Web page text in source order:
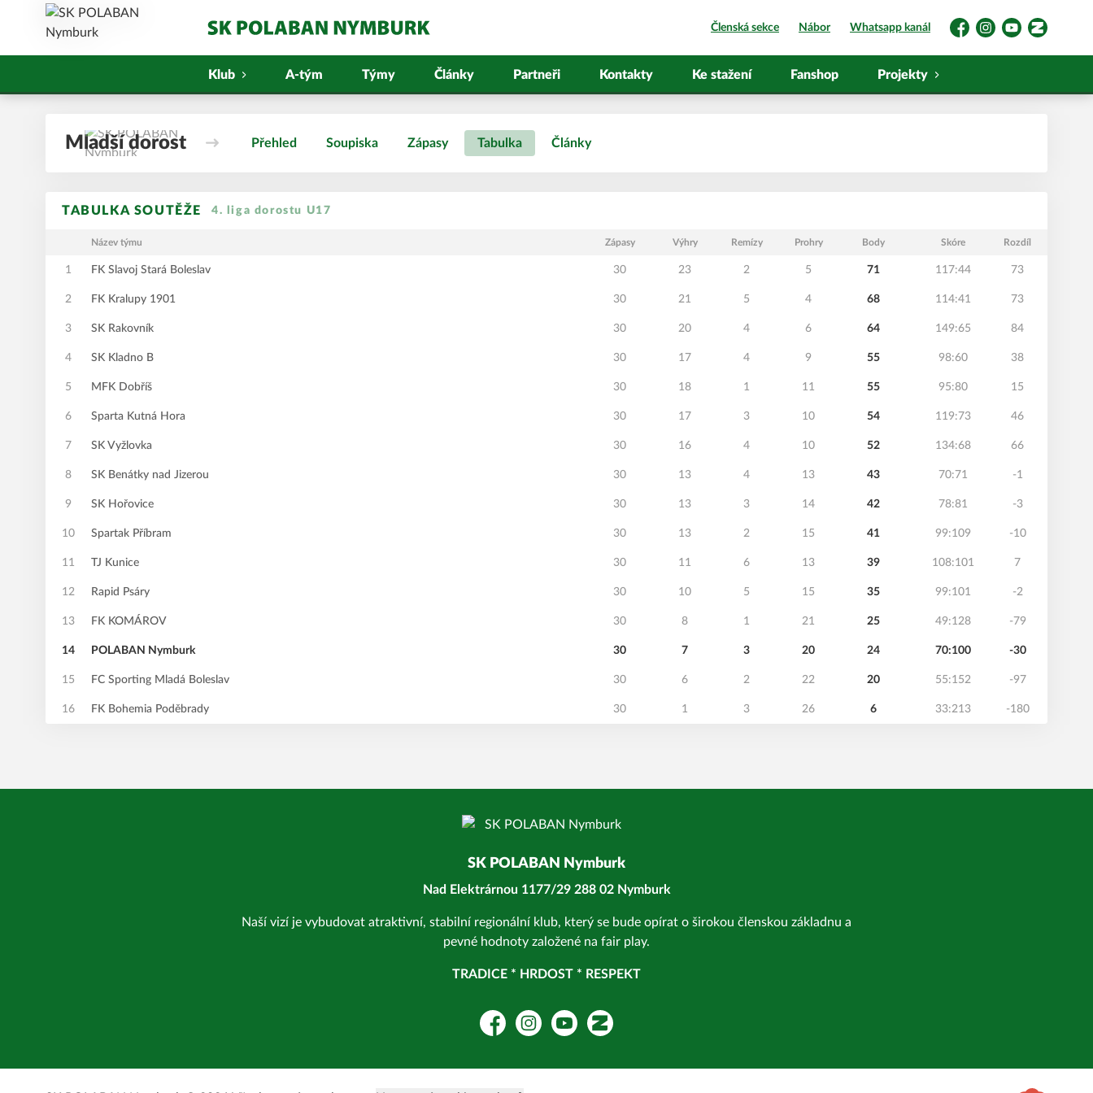
Členská sekce Nábor Whatsapp kanál
FacebookInstagramYouTubeZonerama
Klub A-tým Týmy Články Partneři Kontakty Ke stažení Fanshop Projekty
Mladší dorost Přehled Soupiska Zápasy Tabulka Články
TABULKA SOUTĚŽE 4. liga dorostu U17
Název týmu Zápasy Výhry Remízy Prohry Body Skóre Rozdíl
1 FK Slavoj Stará Boleslav 30 23 2 5 71 117:44 73
2 FK Kralupy 1901 30 21 5 4 68 114:41 73
3 SK Rakovník 30 20 4 6 64 149:65 84
4 SK Kladno B 30 17 4 9 55 98:60 38
5 MFK Dobříš 30 18 1 11 55 95:80 15
6 Sparta Kutná Hora 30 17 3 10 54 119:73 46
7 SK Vyžlovka 30 16 4 10 52 134:68 66
8 SK Benátky nad Jizerou 30 13 4 13 43 70:71 -1
9 SK Hořovice 30 13 3 14 42 78:81 -3
10 Spartak Příbram 30 13 2 15 41 99:109 -10
11 TJ Kunice 30 11 6 13 39 108:101 7
12 Rapid Psáry 30 10 5 15 35 99:101 -2
13 FK KOMÁROV 30 8 1 21 25 49:128 -79
14 POLABAN Nymburk 30 7 3 20 24 70:100 -30
15 FC Sporting Mladá Boleslav 30 6 2 22 20 55:152 -97
16 FK Bohemia Poděbrady 30 1 3 26 6 33:213 -180
SK POLABAN Nymburk
Nad Elektrárnou 1177/29 288 02 Nymburk
Naší vizí je vybudovat atraktivní, stabilní regionální klub, který se bude opírat o širokou členskou základnu a
pevné hodnoty založené na fair play.
TRADICE * HRDOST * RESPEKT
FacebookInstagramYouTubeZonerama